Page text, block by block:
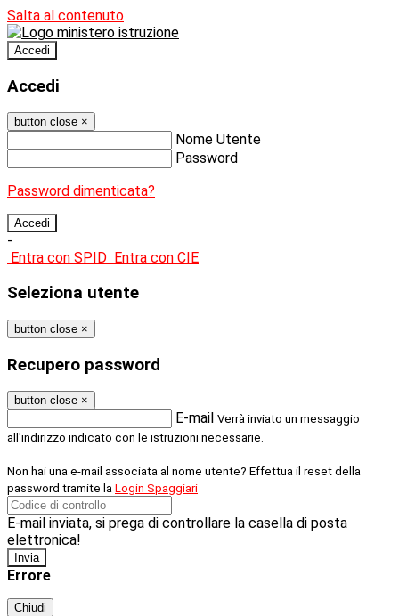
Salta al contenuto
Accedi
Accedi
button close ×
Nome Utente
Password
Password dimenticata?
-
Entra con SPID Entra con CIE
Seleziona utente
button close ×
Recupero password
button close ×
E-mail Verrà inviato un messaggio
all'indirizzo indicato con le istruzioni necessarie.
Non hai una e-mail associata al nome utente? Effettua il reset della
password tramite la Login Spaggiari
E-mail inviata, si prega di controllare la casella di posta
elettronica!
Errore
Chiudi